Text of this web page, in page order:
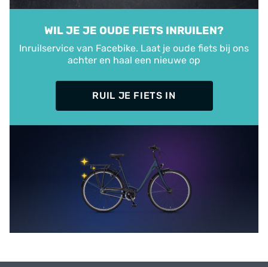
WIL JE JE OUDE FIETS INRUILEN?
Inruilservice van Facebike. Laat je oude fiets bij ons
achter en haal een nieuwe op
RUIL JE FIETS IN